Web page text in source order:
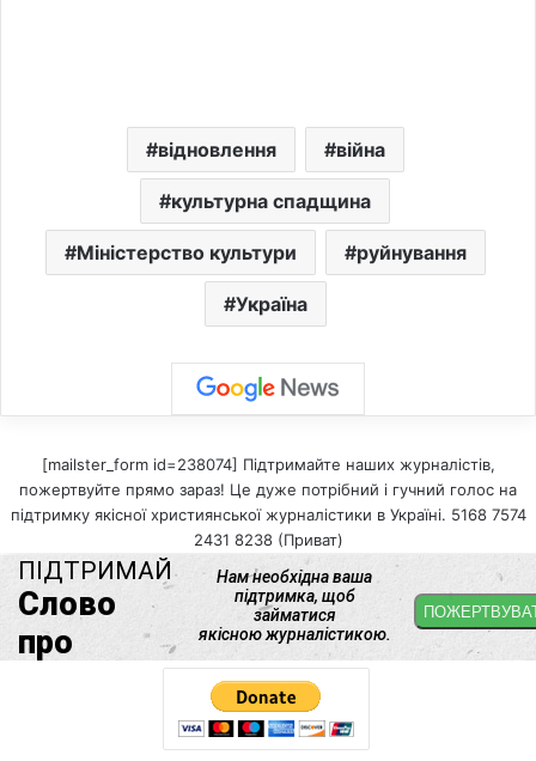
відновлення війна
культурна спадщина
Міністерство культури руйнування
Україна
[mailster_form id=238074] Підтримайте наших журналістів,
пожертвуйте прямо зараз! Це дуже потрібний і гучний голос на
підтримку якісної християнської журналістики в Україні. 5168 7574
2431 8238 (Приват)